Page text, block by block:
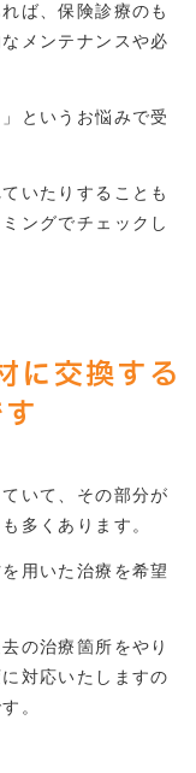
ば、保険診療のも
メンテナンスや必
というお悩みで受
いたりすることも
ングでチェックし
に交換する
いて、その部分が
多くあります。
用いた治療を希望
の治療箇所をやり
対応いたしますの
。